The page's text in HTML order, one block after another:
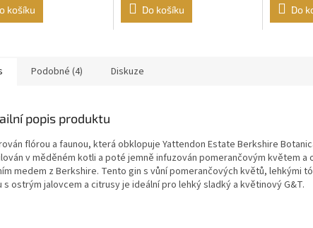
košíku Do košíku Do
Podobné (4) Diskuze
popis produktu
flórou a faunou, která obklopuje Yattendon Estate Berkshire
v měděném kotli a poté jemně infuzován pomerančovým květem a
medem z Berkshire. Tento gin s vůní pomerančových květů, lehkými
s ostrým jalovcem a citrusy je ideální pro lehký sladký a květinový G&T.